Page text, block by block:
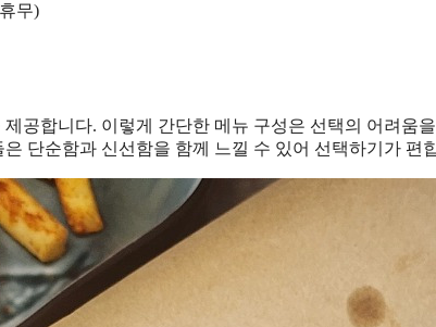
무)
공합니다. 이렇게 간단한 메뉴 구성은 선택의 어려움
단순함과 신선함을 함께 느낄 수 있어 선택하기가 편